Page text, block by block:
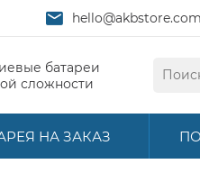
hello@akbstore.com
батареи
сложности
НА ЗАКАЗ